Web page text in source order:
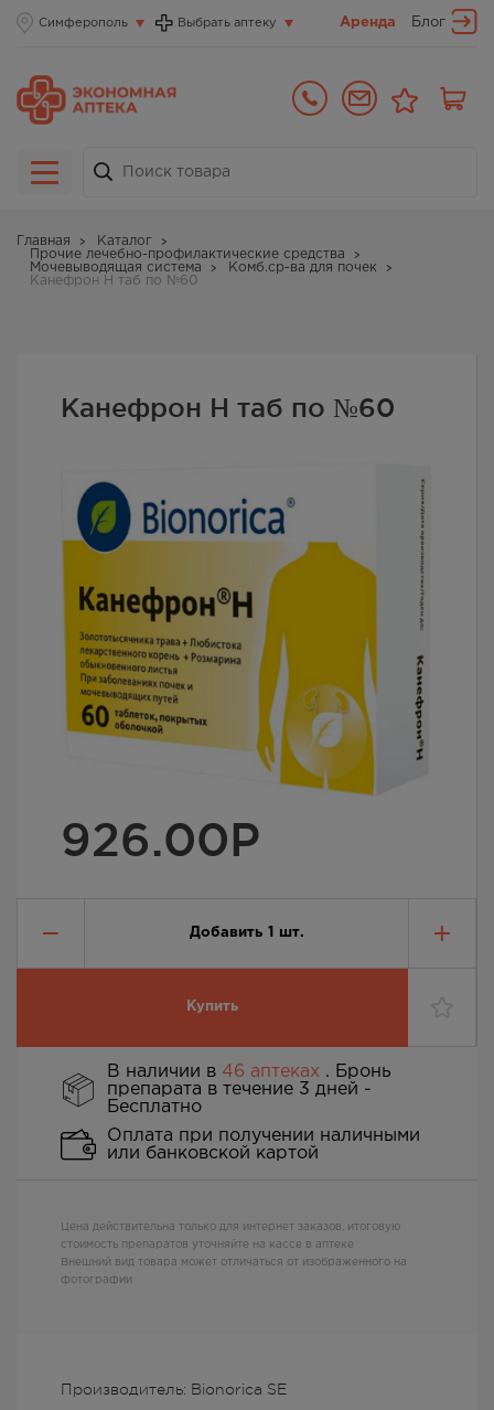
Симферополь Выбрать аптеку Аренда Блог
Главная
Каталог
Прочие лечебно-профилактические средства
Мочевыводящая система
Комб.ср-ва для почек
Канефрон Н таб по №60
Канефрон Н таб по №60
926.00Р
Добавить 1 шт.
Купить
Производитель: Bionorica SE
В наличии в 46 аптеках . Бронь
препарата в течение 3 дней -
Бесплатно
Оплата при получении наличными
или банковской картой
Цена действительна только для интернет заказов, итоговую
стоимость препаратов уточняйте на кассе в аптеке
Внешний вид товара может отличаться от изображенного на
фотографии